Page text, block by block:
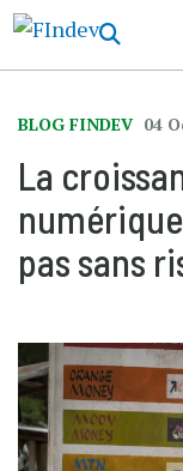
BLOG FINDEV 04
La
pas sans